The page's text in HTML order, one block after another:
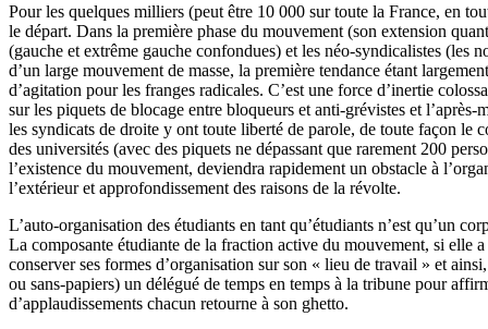
Pour les quelques milliers (peut être 10 000 sur toute la France, en
le départ. Dans la première phase du mouvement (son extension
(gauche et extrême gauche confondues) et les néo-syndicalistes (les
d’un large mouvement de masse, la première tendance étant
d’agitation pour les franges radicales. C’est une force d’inertie
sur les piquets de blocage entre bloqueurs et anti-grévistes et
les syndicats de droite y ont toute liberté de parole, de toute façon le
des universités (avec des piquets ne dépassant que rarement 200
l’existence du mouvement, deviendra rapidement un obstacle à
l’extérieur et approfondissement des raisons de la révolte.
L’auto-organisation des étudiants en tant qu’étudiants n’est qu’un
La composante étudiante de la fraction active du mouvement, si elle
conserver ses formes d’organisation sur son « lieu de travail » et
ou sans-papiers) un délégué de temps en temps à la tribune pour
d’applaudissements chacun retourne à son ghetto.